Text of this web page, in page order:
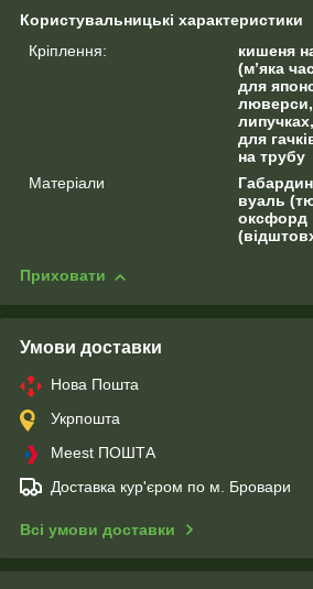
Користувальницькі характеристики
Кріплення:
кишеня
(м’яка
для
люверси,
для
на трубу
Матеріали
вуаль
оксфорд
Приховати
Умови доставки
Нова Пошта
Укрпошта
Meest ПОШТА
Доставка кур'єром по м. Бровари
Всі умови доставки